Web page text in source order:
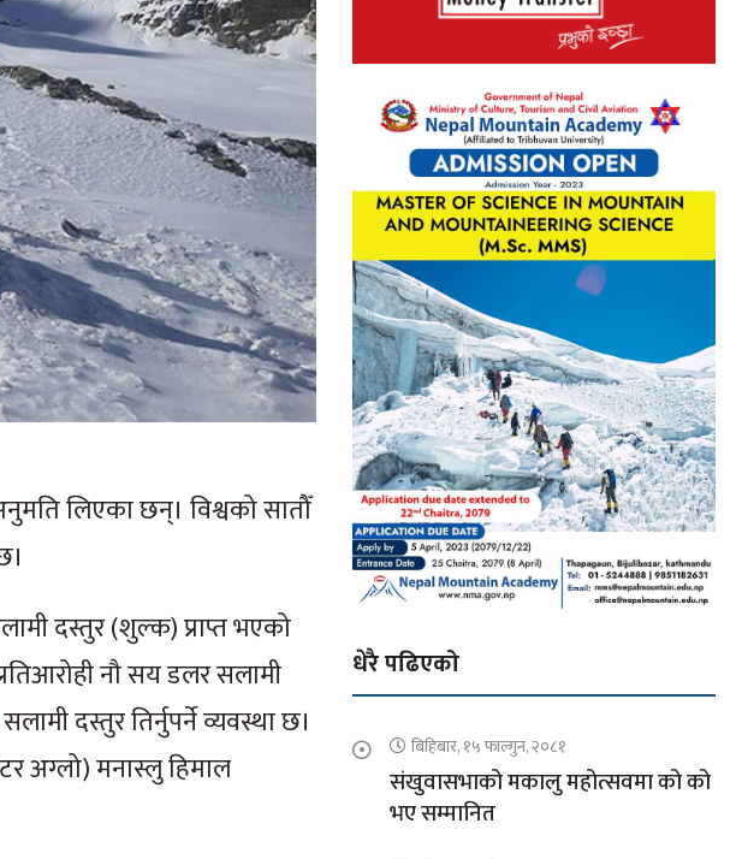
लिएका छन्। विश्वको सातौँ
दस्तुर (शुल्क) प्राप्त भएको
नौ सय डलर सलामी
दस्तुर तिर्नुपर्ने व्यवस्था छ।
अग्लो) मनास्लु हिमाल
धेरै पढिएको
बिहिबार, १५ फाल्गुन, २०८१
संखुवासभाको मकालु महोत्सवमा को को
भए सम्मानित